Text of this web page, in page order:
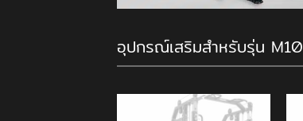
อุปกรณ์เสริมสำหรับรุ่น M10